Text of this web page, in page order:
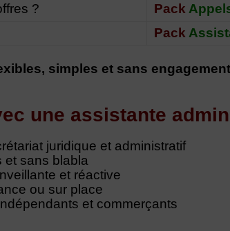
?
Pack
Pack
simples et sans
une assistante
juridique et administratif
et sans blabla
et réactive
ou sur place
et commerçants